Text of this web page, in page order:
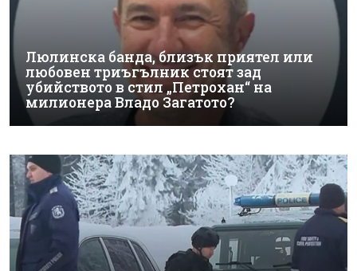
Люлинска банда, близък приятел или
любовен триъгълник стоят зад
убийството в стил „Петрохан“ на
милионера Владо Загатото?